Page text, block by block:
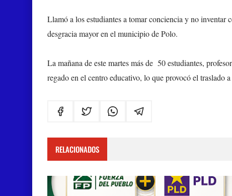
Llamó a los estudiantes a tomar conciencia y no inventar
desgracia mayor en el municipio de Polo.
La mañana de este martes más de 50 estudiantes,
regado en el centro educativo, lo que provocó el
RELACIONADOS